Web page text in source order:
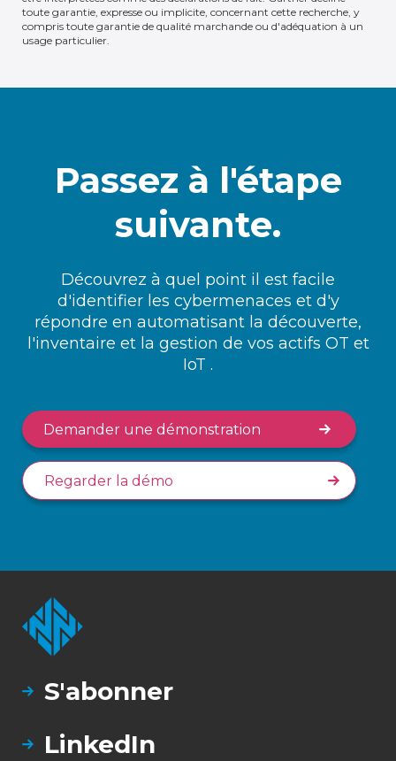
toute garantie, expresse ou implicite, concernant cette recherche, y
compris toute garantie de qualité marchande ou d'adéquation à un
usage particulier.
Passez à l'étape
suivante.
Découvrez à quel point il est facile
d'identifier les cybermenaces et d'y
répondre en automatisant la découverte,
l'inventaire et la gestion de vos actifs OT et
IoT .
Demander une démonstration
Regarder la démo
S'abonner
LinkedIn